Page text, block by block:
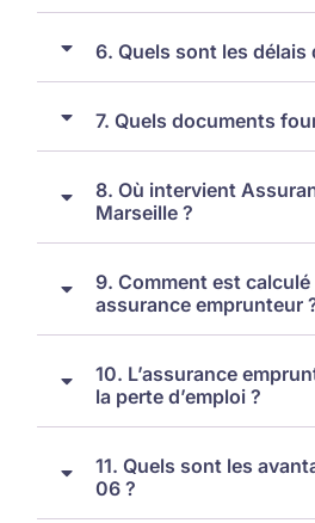
6. Quels sont les délais
7. Quels documents
8. Où intervient
Marseille ?
9. Comment est calculé
assurance emprunteur
10. L’assurance
la perte d’emploi ?
11. Quels sont les
06 ?